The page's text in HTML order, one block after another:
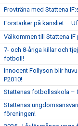
Provträna med Stattena
Förstärker på kansliet –
Välkommen till Stattena
7- och 8-åriga killar och
fotboll!
Innocent Follyson blir
P2010!
Stattenas fotbollsskola –
Stattenas
föreningen!